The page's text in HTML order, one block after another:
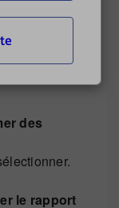
sur l'écran
des
le rapport